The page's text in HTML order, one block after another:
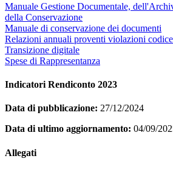
Manuale Gestione Documentale,
della Conservazione
Manuale di conservazione dei documenti
Relazioni annuali proventi violazioni
Transizione digitale
Spese di Rappresentanza
Indicatori Rendiconto 2023
Data di pubblicazione: 27/12/2024
Data di ultimo aggiornamento: 04/09/
Allegati